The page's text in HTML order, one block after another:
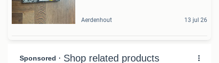
Aerdenhout 13 jul 26